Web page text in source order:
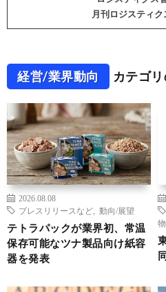
月刊ロジスティ
経営/業界動向 カテゴ
2026.08.08
プレスリリースなど
動向/展望
テトラパックが業界初、常温
保存可能なツナ製品向け紙容
器を発表